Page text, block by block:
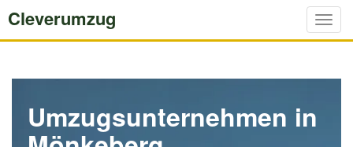
Cleverumzug
Umzugsunternehmen in